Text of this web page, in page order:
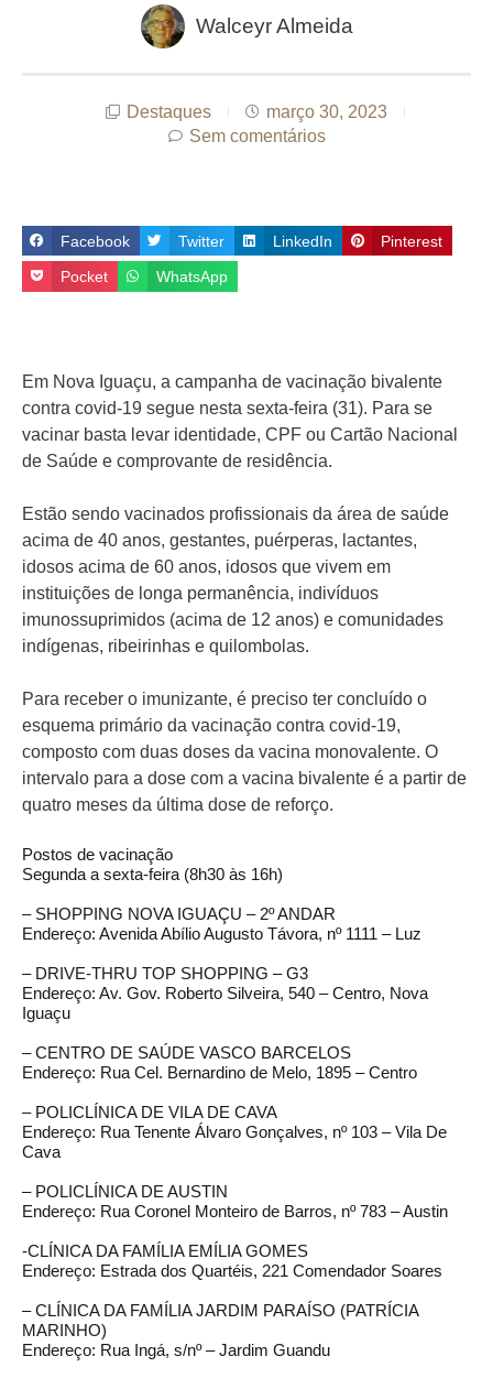
Walceyr Almeida
Destaques
março 30, 2023
Sem comentários
Facebook Twitter LinkedIn Pinterest
Pocket WhatsApp
Em Nova Iguaçu, a campanha de vacinação bivalente
contra covid-19 segue nesta sexta-feira (31). Para se
vacinar basta levar identidade, CPF ou Cartão Nacional
de Saúde e comprovante de residência.
Estão sendo vacinados profissionais da área de saúde
acima de 40 anos, gestantes, puérperas, lactantes,
idosos acima de 60 anos, idosos que vivem em
instituições de longa permanência, indivíduos
imunossuprimidos (acima de 12 anos) e comunidades
indígenas, ribeirinhas e quilombolas.
Para receber o imunizante, é preciso ter concluído o
esquema primário da vacinação contra covid-19,
composto com duas doses da vacina monovalente. O
intervalo para a dose com a vacina bivalente é a partir de
quatro meses da última dose de reforço.
Postos de vacinação
Segunda a sexta-feira (8h30 às 16h)
– SHOPPING NOVA IGUAÇU – 2º ANDAR
Endereço: Avenida Abílio Augusto Távora, nº 1111 – Luz
– DRIVE-THRU TOP SHOPPING – G3
Endereço: Av. Gov. Roberto Silveira, 540 – Centro, Nova
Iguaçu
– CENTRO DE SAÚDE VASCO BARCELOS
Endereço: Rua Cel. Bernardino de Melo, 1895 – Centro
– POLICLÍNICA DE VILA DE CAVA
Endereço: Rua Tenente Álvaro Gonçalves, nº 103 – Vila De
Cava
– POLICLÍNICA DE AUSTIN
Endereço: Rua Coronel Monteiro de Barros, nº 783 – Austin
-CLÍNICA DA FAMÍLIA EMÍLIA GOMES
Endereço: Estrada dos Quartéis, 221 Comendador Soares
– CLÍNICA DA FAMÍLIA JARDIM PARAÍSO (PATRÍCIA
MARINHO)
Endereço: Rua Ingá, s/nº – Jardim Guandu